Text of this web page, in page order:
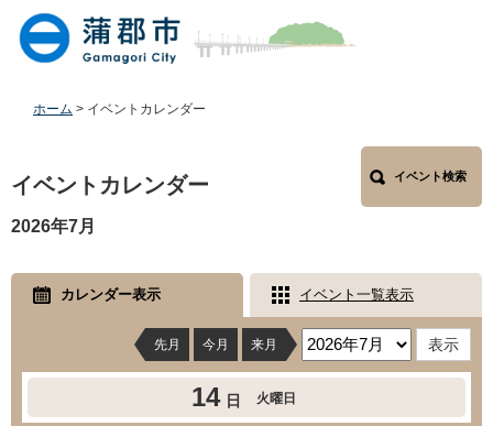
本
ホーム > イベントカレンダー
文
イベントカレンダー イベント検索
2026年7月
カレンダー表示 イベント一覧表示
先月 今月 来月
14 日 火曜日